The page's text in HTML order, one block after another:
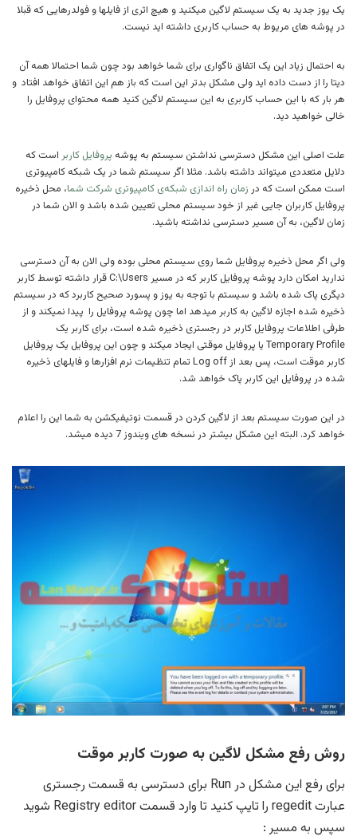
یک یوز جدید به یک سیستم لاگین میکنید و هیچ اثری از فایلها و فولدرهایی که قبلا
در پوشه های مریوط به حساب کاربری داشته اید نیست.
به احتمال زیاد این یک اتفاق ناگواری برای شما خواهد بود چون شما احتمالا همه آن
دیتا را از دست داده اید ولی مشکل بدتر این است که باز هم این اتفاق خواهد افتاد و
هر بار که با این حساب کاربری به این سیستم لاگین کنید همه محتوای پروفایل را
خالی خواهید دید.
علت اصلی این مشکل دسترسی نداشتن سیستم به پوشه پروفایل کاربر است که
دلایل متعددی میتواند داشته باشد. مثلا اگر سیستم شما در یک شبکه کامپیوتری
است ممکن است که در زمان راه اندازی شبکه‌ی کامپیوتری شرکت شما، محل ذخیره
پروفایل کاربران جایی غیر از خود سیستم محلی تعیین شده باشد و الان شما در
زمان لاگین، به آن مسیر دسترسی نداشته باشید.
ولی اگر محل ذخیره پروفایل شما روی سیستم محلی بوده ولی الان به آن دسترسی
ندارید امکان دارد پوشه پروفایل کاربر که در مسیر C:\Users قرار داشته توسط کاربر
دیگری پاک شده باشد و سیستم با توجه به یوز و پسورد صحیح کاربرد که در سیستم
ذخیره شده اجازه لاگین به کاربر میدهد اما چون پوشه پروفایل را پیدا نمیکند و از
طرفی اطلاعات پروفایل کاربر در رجستری ذخیره شده است، برای کاربر یک
Temporary Profile یا پروفایل موقتی ایجاد میکند و چون این پروفایل یک پروفایل
کاربر موقت است، پس بعد از Log off تمام تنظیمات نرم افزارها و فایلهای ذخیره
شده در پروفایل این کاربر پاک خواهد شد.
در این صورت سیستم بعد از لاگین کردن در قسمت نوتیفیکشن به شما این را اعلام
خواهد کرد. البته این مشکل بیشتر در نسخه های ویندوز 7 دیده میشد.
روش رفع مشکل لاگین به صورت کاربر موقت
برای رفع این مشکل در Run برای دسترسی به قسمت رجستری
عبارت regedit را تایپ کنید تا وارد قسمت Registry editor شوید
سپس به مسیر :